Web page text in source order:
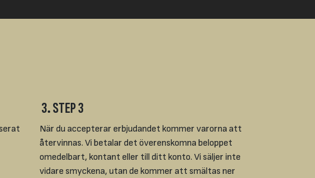
3. STEP 3
När du accepterar erbjudandet kommer varorna att
återvinnas. Vi betalar det överenskomna beloppet
omedelbart, kontant eller till ditt konto. Vi säljer inte
vidare smyckena, utan de kommer att smältas ner